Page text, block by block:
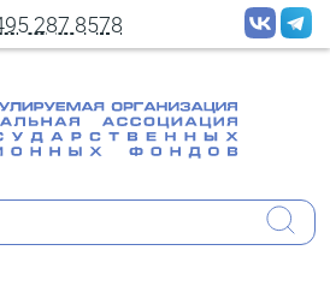
287 8578